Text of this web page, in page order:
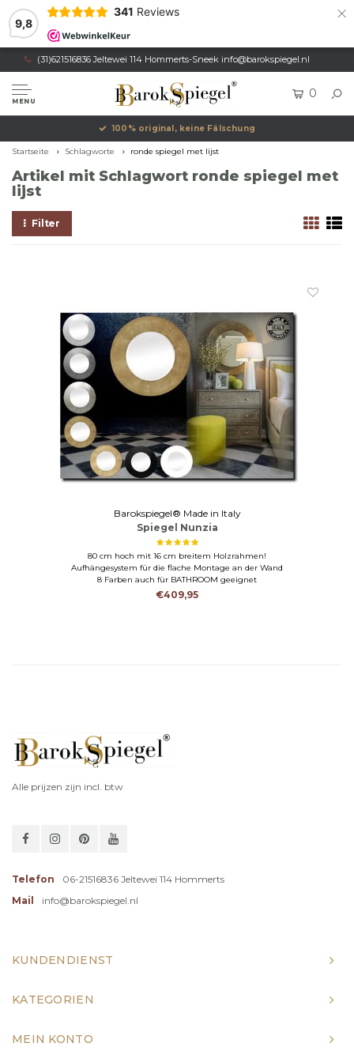
9,8
341 Reviews ×
(31)621516836 Jeltewei 114 Hommerts-Sneek info@barokspiegel.nl
MENU
0
100% original, keine Fälschung
Startseite Schlagworte ronde spiegel met lijst
Artikel mit Schlagwort ronde spiegel met
lijst
Filter
Barokspiegel® Made in Italy
Spiegel Nunzia
80 cm hoch mit 16 cm breitem Holzrahmen!
Aufhängesystem für die flache Montage an der Wand
8 Farben auch für BATHROOM geeignet
€409,95
Alle prijzen zijn incl. btw
Telefon
06-21516836 Jeltewei 114 Hommerts
Mail
info@barokspiegel.nl
KUNDENDIENST
KATEGORIEN
MEIN KONTO